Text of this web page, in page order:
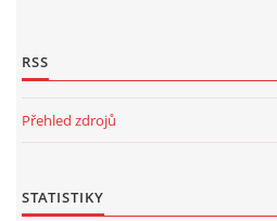
RSS
Přehled zdrojů
STATISTIKY